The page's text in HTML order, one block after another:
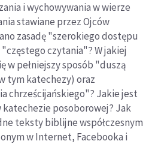
i wychowywania w wierze
stawiane przez Ojców
zasadę "szerokiego dostępu
czytania"? W jakiej
w pełniejszy sposób "duszą
tym katechezy) oraz
chrześcijańskiego"? Jakie jest
katechezie posoborowej? Jak
teksty biblijne współczesnym
w Internet, Facebooka i